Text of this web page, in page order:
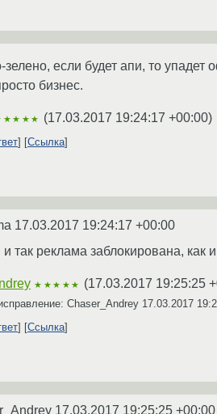
зелено, если будет апи, то
бизнес.
(17.03.2017 19:24:17 +00:00)
Ссылка
17.03.2017 19:24:17 +00:00
так реклама заблокирована, как
★★★★★ (17.03.2017 19:25:25
Chaser_Andrey 17.03.2017
Ссылка
17.03.2017 19:25:25 +00:00